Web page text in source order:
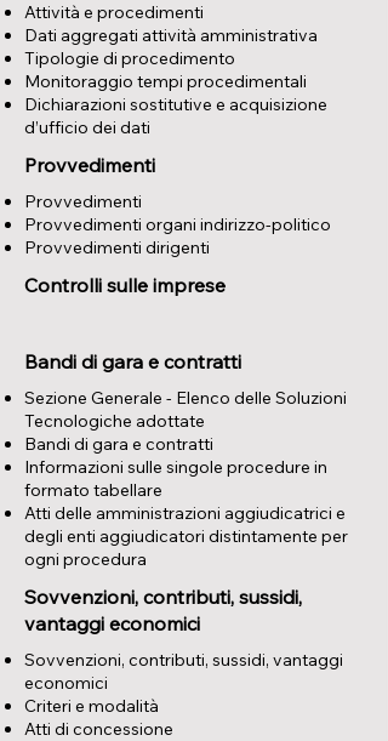
Attività e procedimenti
Dati aggregati attività amministrativa
Tipologie di procedimento
Monitoraggio tempi procedimentali
Dichiarazioni sostitutive e acquisizione
d’ufficio dei dati
Provvedimenti
Provvedimenti
Provvedimenti organi indirizzo-politico
Provvedimenti dirigenti
Controlli sulle imprese
Bandi di gara e contratti
Sezione Generale - Elenco delle Soluzioni
Tecnologiche adottate
Bandi di gara e contratti
Informazioni sulle singole procedure in
formato tabellare
Atti delle amministrazioni aggiudicatrici e
degli enti aggiudicatori distintamente per
ogni procedura
Sovvenzioni, contributi, sussidi,
vantaggi economici
​Sovvenzioni, contributi, sussidi, vantaggi
economici
Criteri e modalità
Atti di concessione